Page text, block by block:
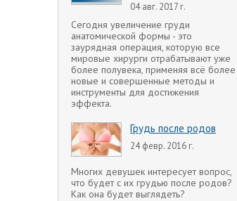
04 авг. 2017 г.
Сегодня увеличение груди
анатомической формы - это
заурядная операция, которую все
мировые хирурги отрабатывают уже
более полувека, применяя всё более
новые и совершенные методы и
инструменты для достижения
эффекта.
Грудь после родов
24 февр. 2016 г.
Многих девушек интересует вопрос,
что будет с их грудью после родов?
Как она будет выглядеть?